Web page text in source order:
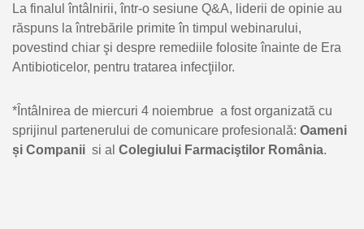
La finalul întâlnirii, într-o sesiune Q&A, liderii de opinie au
răspuns la întrebările primite în timpul webinarului,
povestind chiar şi despre remediile folosite înainte de Era
Antibioticelor, pentru tratarea infecţiilor.
*Întâlnirea de miercuri 4 noiembrue a fost organizată cu
sprijinul partenerului de comunicare profesională: Oameni
și Companii si al Colegiului Farmaciştilor România.